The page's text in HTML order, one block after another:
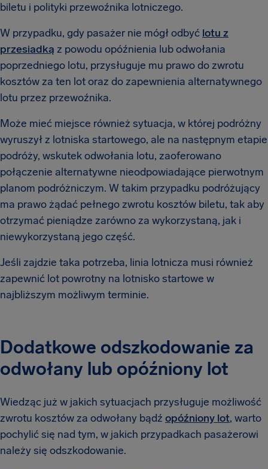
biletu i polityki przewoźnika lotniczego.
W przypadku, gdy pasażer nie mógł odbyć lotu z
przesiadką z powodu opóźnienia lub odwołania
poprzedniego lotu, przysługuje mu prawo do zwrotu
kosztów za ten lot oraz do zapewnienia alternatywnego
lotu przez przewoźnika.
Może mieć miejsce również sytuacja, w której podróżny
wyruszył z lotniska startowego, ale na następnym etapie
podróży, wskutek odwołania lotu, zaoferowano
połączenie alternatywne nieodpowiadające pierwotnym
planom podróżniczym. W takim przypadku podróżujący
ma prawo żądać pełnego zwrotu kosztów biletu, tak aby
otrzymać pieniądze zarówno za wykorzystaną, jak i
niewykorzystaną jego część.
Jeśli zajdzie taka potrzeba, linia lotnicza musi również
zapewnić lot powrotny na lotnisko startowe w
najbliższym możliwym terminie.
Dodatkowe odszkodowanie za
odwołany lub opóźniony lot
Wiedząc już w jakich sytuacjach przysługuje możliwość
zwrotu kosztów za odwołany bądź opóźniony lot, warto
pochylić się nad tym, w jakich przypadkach pasażerowi
należy się odszkodowanie.